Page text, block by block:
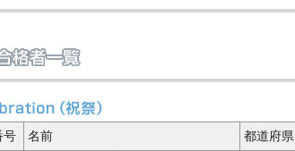
号 名前 都道府県